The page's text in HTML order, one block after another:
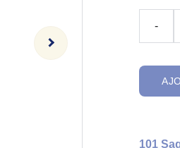
-
101